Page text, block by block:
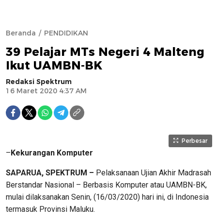
Beranda PENDIDIKAN
39 Pelajar MTs Negeri 4 Malteng
Ikut UAMBN-BK
Redaksi Spektrum
16 Maret 2020 4:37 AM
Perbesar
–Kekurangan Komputer
SAPARUA, SPEKTRUM – Pelaksanaan Ujian Akhir Madrasah
Berstandar Nasional – Berbasis Komputer atau UAMBN-BK,
mulai dilaksanakan Senin, (16/03/2020) hari ini, di Indonesia
termasuk Provinsi Maluku.